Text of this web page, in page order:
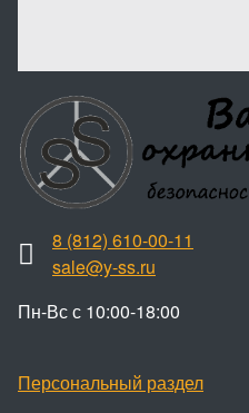
8 (812) 610-00-11
sale@y-ss.ru
Пн-Вс с 10:00-18:00
Персональный раздел